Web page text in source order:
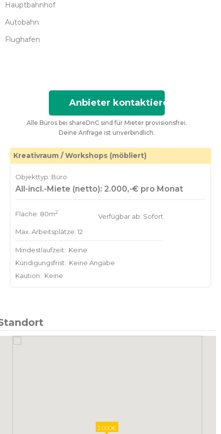
Hauptbahnhof
Autobahn
Flughafen
Anbieter kontaktieren
Alle Büros bei shareDnC sind für Mieter provisionsfrei.
Deine Anfrage ist unverbindlich.
Kreativraum / Workshops (möbliert)
Objekttyp: Büro
All-incl.-Miete (netto): 2.000,-€ pro Monat
Fläche: 80m2
Max. Arbeitsplätze: 12
Verfügbar ab: Sofort
Mindestlaufzeit: Keine
Kündigungsfrist: Keine Angabe
Kaution: Keine
2.000€